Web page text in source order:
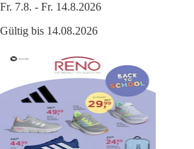
Fr. 7.8. - Fr. 14.8.2026
Gültig bis 14.08.2026